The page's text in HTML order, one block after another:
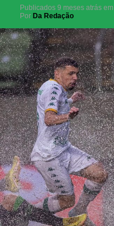
Publicados 9 meses atrás em
Por Da Redação